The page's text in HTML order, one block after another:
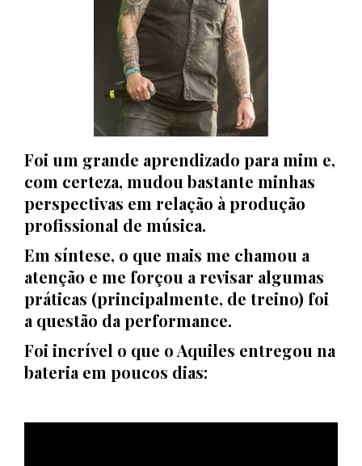
Foi um grande aprendizado para mim e,
com certeza, mudou bastante minhas
perspectivas em relação à produção
profissional de música.
Em síntese, o que mais me chamou a
atenção e me forçou a revisar algumas
práticas (principalmente, de treino) foi
a questão da performance.
Foi incrível o que o Aquiles entregou na
bateria em poucos dias: